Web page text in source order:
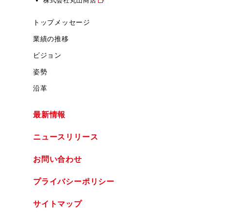
トップメッセージ
業績の推移
ビジョン
姿勢
沿革
最新情報
ニュースリリース
お問い合わせ
プライバシーポリシー
サイトマップ